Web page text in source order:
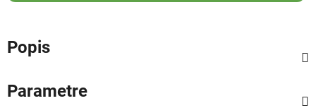
Popis
Parametre